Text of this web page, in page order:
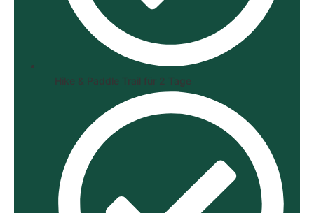
Hike & Paddle Trail für 2 Tage